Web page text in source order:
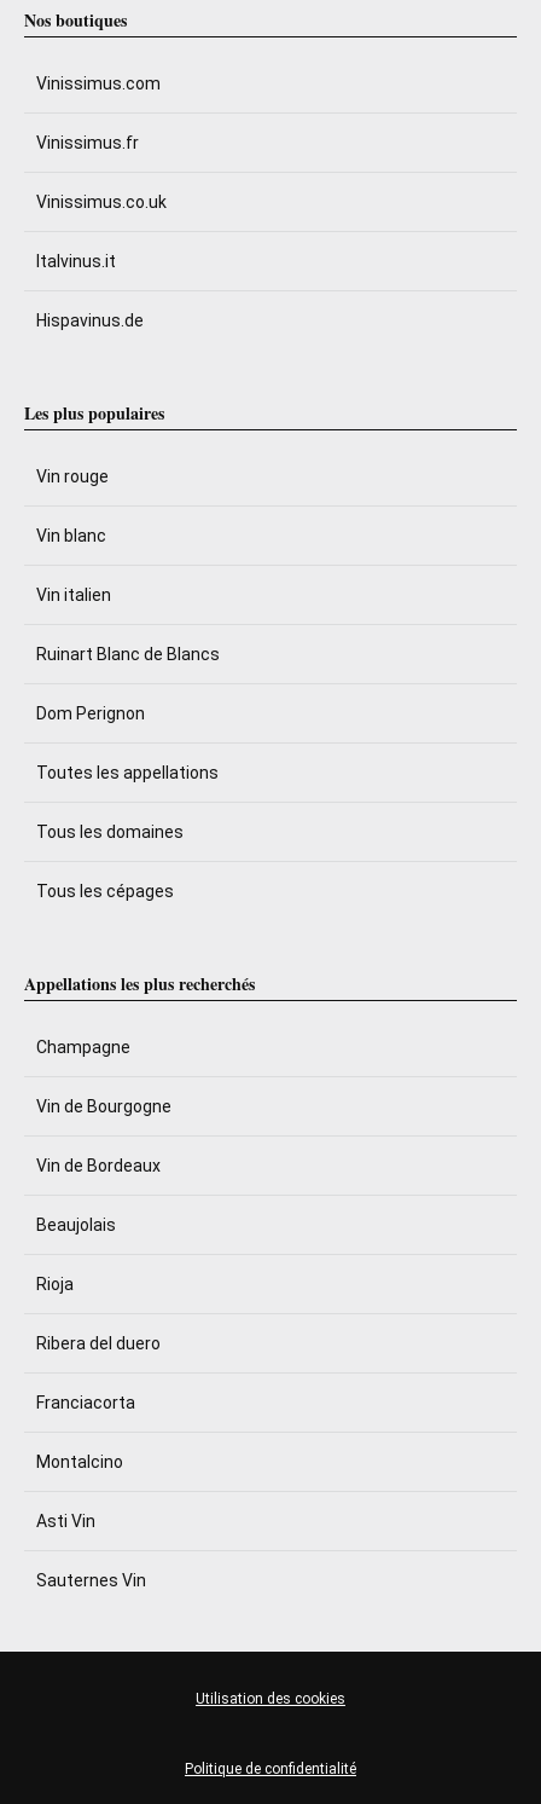
Nos boutiques
Vinissimus.com
Vinissimus.fr
Vinissimus.co.uk
Italvinus.it
Hispavinus.de
Les plus populaires
Vin rouge
Vin blanc
Vin italien
Ruinart Blanc de Blancs
Dom Perignon
Toutes les appellations
Tous les domaines
Tous les cépages
Appellations les plus recherchés
Champagne
Vin de Bourgogne
Vin de Bordeaux
Beaujolais
Rioja
Ribera del duero
Franciacorta
Montalcino
Asti Vin
Sauternes Vin
Politique de confidentialité
Utilisation des cookies